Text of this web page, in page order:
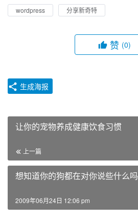
wordpress 分享新奇特
赞 (0)
生成海报
让你的宠物养成健康饮食习惯
上一篇
想知道你的狗都在对你说些什么吗
2009年06月24日 12:06 pm